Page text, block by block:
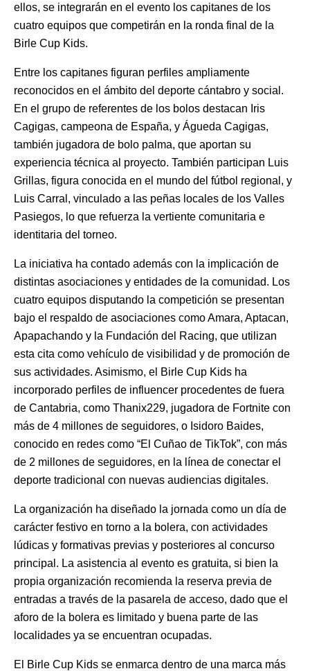
ellos, se integrarán en el evento los capitanes de los
cuatro equipos que competirán en la ronda final de la
Birle Cup Kids.
Entre los capitanes figuran perfiles ampliamente
reconocidos en el ámbito del deporte cántabro y social.
En el grupo de referentes de los bolos destacan Iris
Cagigas, campeona de España, y Águeda Cagigas,
también jugadora de bolo palma, que aportan su
experiencia técnica al proyecto. También participan Luis
Grillas, figura conocida en el mundo del fútbol regional, y
Luis Carral, vinculado a las peñas locales de los Valles
Pasiegos, lo que refuerza la vertiente comunitaria e
identitaria del torneo.
La iniciativa ha contado además con la implicación de
distintas asociaciones y entidades de la comunidad. Los
cuatro equipos disputando la competición se presentan
bajo el respaldo de asociaciones como Amara, Aptacan,
Apapachando y la Fundación del Racing, que utilizan
esta cita como vehículo de visibilidad y de promoción de
sus actividades. Asimismo, el Birle Cup Kids ha
incorporado perfiles de influencer procedentes de fuera
de Cantabria, como Thanix229, jugadora de Fortnite con
más de 4 millones de seguidores, o Isidoro Baides,
conocido en redes como “El Cuñao de TikTok”, con más
de 2 millones de seguidores, en la línea de conectar el
deporte tradicional con nuevas audiencias digitales.
La organización ha diseñado la jornada como un día de
carácter festivo en torno a la bolera, con actividades
lúdicas y formativas previas y posteriores al concurso
principal. La asistencia al evento es gratuita, si bien la
propia organización recomienda la reserva previa de
entradas a través de la pasarela de acceso, dado que el
aforo de la bolera es limitado y buena parte de las
localidades ya se encuentran ocupadas.
El Birle Cup Kids se enmarca dentro de una marca más